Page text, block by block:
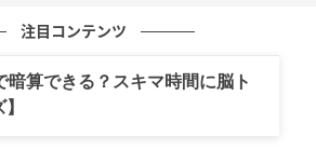
注目コンテンツ
暗算できる？スキマ時間に脳ト